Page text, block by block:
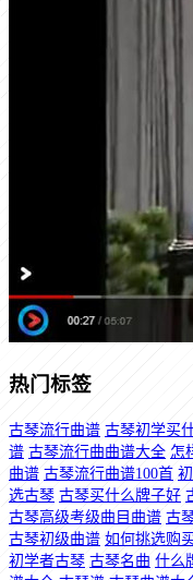
热门标签
古琴流行曲谱 古琴初学买
谱 古琴流行曲曲谱大全 怎
曲谱 古琴流行曲谱100首
选古琴 古琴买什么牌子好
古琴高级考级曲目曲谱 古
古琴初级曲谱 如何挑选购
初学者古琴 古琴名曲 什么